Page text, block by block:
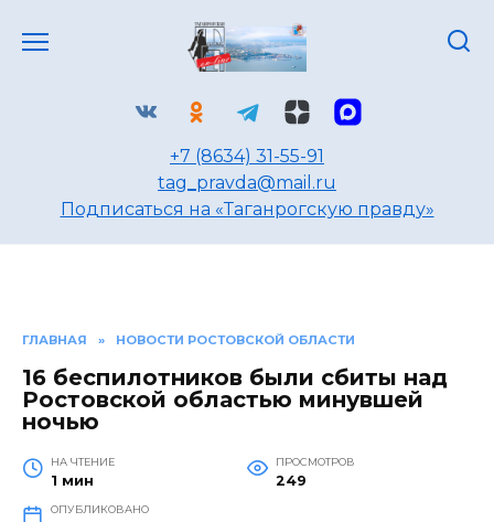
+7 (8634) 31-55-91
tag_pravda@mail.ru
Подписаться на «Таганрогскую правду»
ГЛАВНАЯ » НОВОСТИ РОСТОВСКОЙ ОБЛАСТИ
16 беспилотников были сбиты над
Ростовской областью минувшей
ночью
НА ЧТЕНИЕ
1 мин
ПРОСМОТРОВ
249
ОПУБЛИКОВАНО